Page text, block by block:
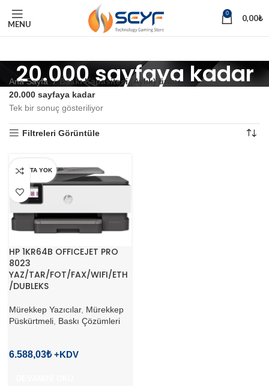
MENU
0 0,00₺
20.000 sayfaya kadar
Ana Sayfa
Baskı Kapasitesi (Aylık) ürün
20.000 sayfaya kadar
Tek bir sonuç gösteriliyor
Filtreleri Görüntüle
STOKTA YOK
HP 1KR64B OFFICEJET PRO
8023
YAZ/TAR/FOT/FAX/WIFI/ETH
/DUBLEKS
Mürekkep Yazıcılar, Mürekkep
Püskürtmeli, Baskı Çözümleri
6.588,03₺